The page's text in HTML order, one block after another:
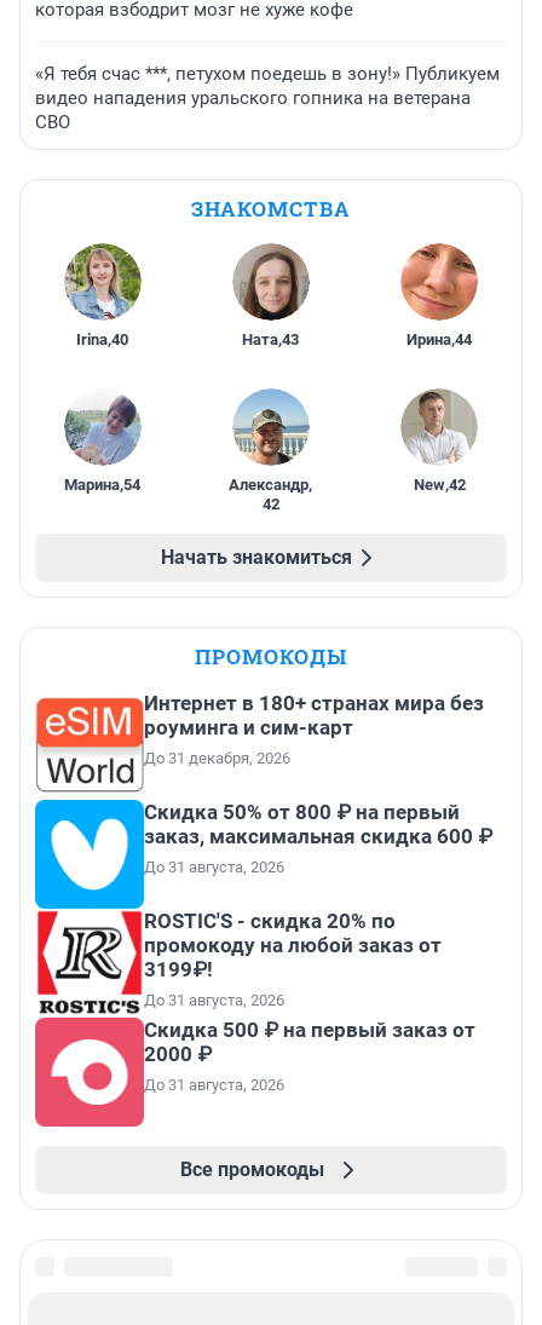
которая взбодрит мозг не хуже кофе
«Я тебя счас ***, петухом поедешь в зону!» Публикуем
видео нападения уральского гопника на ветерана
СВО
ЗНАКОМСТВА
Irina,40 Ната,43 Ирина,44
Марина,54 Александр,
42
New,42
Начать знакомиться
ПРОМОКОДЫ
Интернет в 180+ странах мира без
роуминга и сим-карт
До 31 декабря, 2026
Скидка 50% от 800 ₽ на первый
заказ, максимальная скидка 600 ₽
До 31 августа, 2026
ROSTIC'S - скидка 20% по
промокоду на любой заказ от
3199₽!
До 31 августа, 2026
Скидка 500 ₽ на первый заказ от
2000 ₽
До 31 августа, 2026
Все промокоды